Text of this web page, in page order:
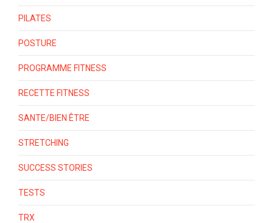
PILATES
POSTURE
PROGRAMME FITNESS
RECETTE FITNESS
SANTE/BIEN ÊTRE
STRETCHING
SUCCESS STORIES
TESTS
TRX